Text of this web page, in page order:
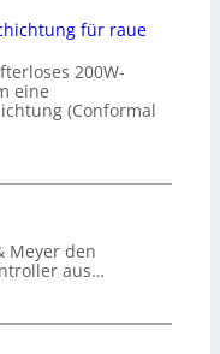
für raue
200W-
eine
(Conformal
Meyer den
aus…